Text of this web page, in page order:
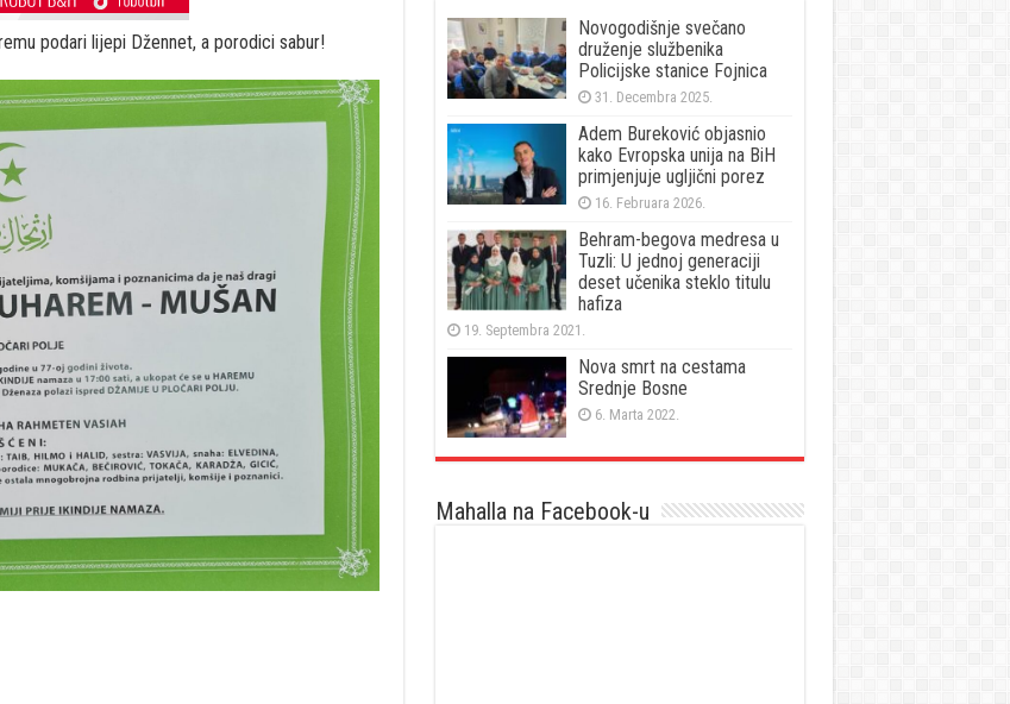
podari lijepi Džennet, a porodici sabur!
Novogodišnje svečano
druženje službenika
Policijske stanice Fojnica
31. Decembra 2025.
Adem Bureković objasnio
kako Evropska unija na BiH
primjenjuje ugljični porez
16. Februara 2026.
Behram-begova medresa u
Tuzli: U jednoj generaciji
deset učenika steklo titulu
hafiza
19. Septembra 2021.
Nova smrt na cestama
Srednje Bosne
6. Marta 2022.
Mahalla na Facebook-u